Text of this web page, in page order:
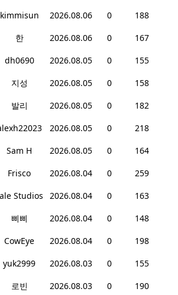
kimmisun 2026.08.06 0
188
한 2026.08.06 0
167
dh0690 2026.08.05 0
155
지성 2026.08.05 0
158
발리 2026.08.05 0
182
2026.08.05 0
218
Sam H 2026.08.05 0
164
Frisco 2026.08.04 0
259
Studios 2026.08.04 0
163
삐삐 2026.08.04 0
148
CowEye 2026.08.04 0
198
yuk2999 2026.08.03 0
155
로빈 2026.08.03 0
190